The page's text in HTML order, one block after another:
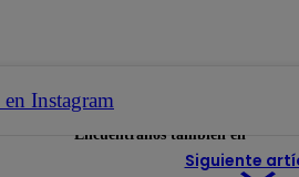
Instagram
Siguiente
Encuéntranos también en